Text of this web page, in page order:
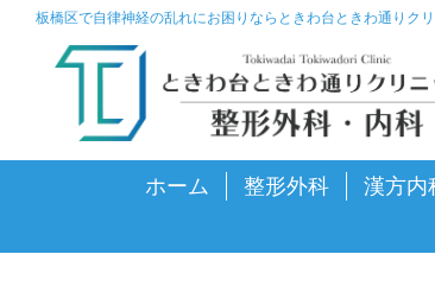
板橋区で自律神経の乱れにお困りならときわ台ときわ通りク
ホーム 整形外科 漢方内